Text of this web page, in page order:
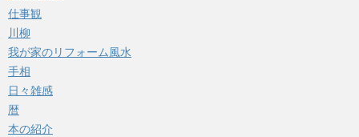
仕事観
川柳
我が家のリフォーム風水
手相
日々雑感
暦
本の紹介